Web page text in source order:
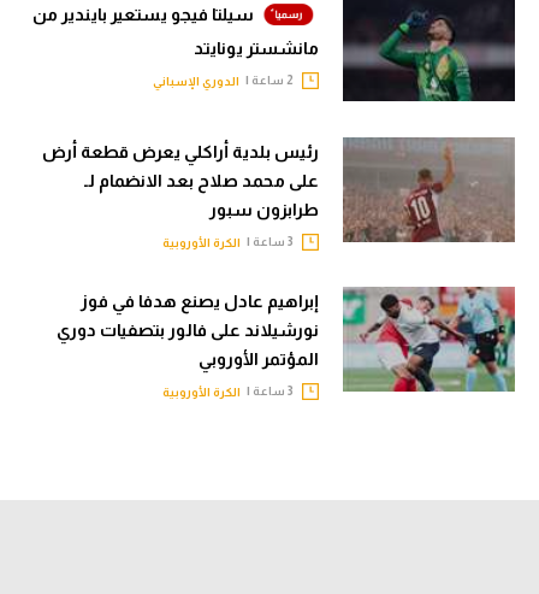
سيلتا فيجو يستعير بايندير من
مانشستر يونايتد
الدوري الإسباني
رئيس بلدية أراكلي يعرض قطعة أرض
على محمد صلاح بعد الانضمام لـ
طرابزون سبور
الكرة الأوروبية
إبراهيم عادل يصنع هدفا في فوز
نورشيلاند على فالور بتصفيات دوري
المؤتمر الأوروبي
الكرة الأوروبية